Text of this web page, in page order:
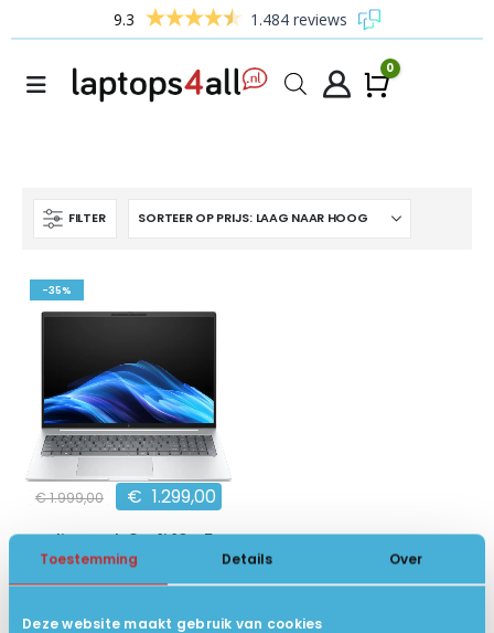
Toestemming Details Over
Deze website maakt gebruik van cookies
9.3 1.484 reviews
0
FILTER
-35%
€1.999,00 € 1.299,00
HP EliteBook 8 G1i 16 U5
16 inch 1920 x 1200 IPS
16GB DDR5, 256GB SSD